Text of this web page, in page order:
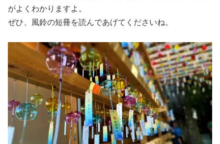
がよくわかりますよ。
ぜひ、風鈴の短冊を読んであげてくださいね。